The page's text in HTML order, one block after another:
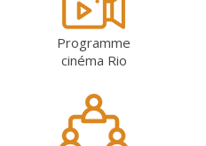
Programme
cinéma Rio